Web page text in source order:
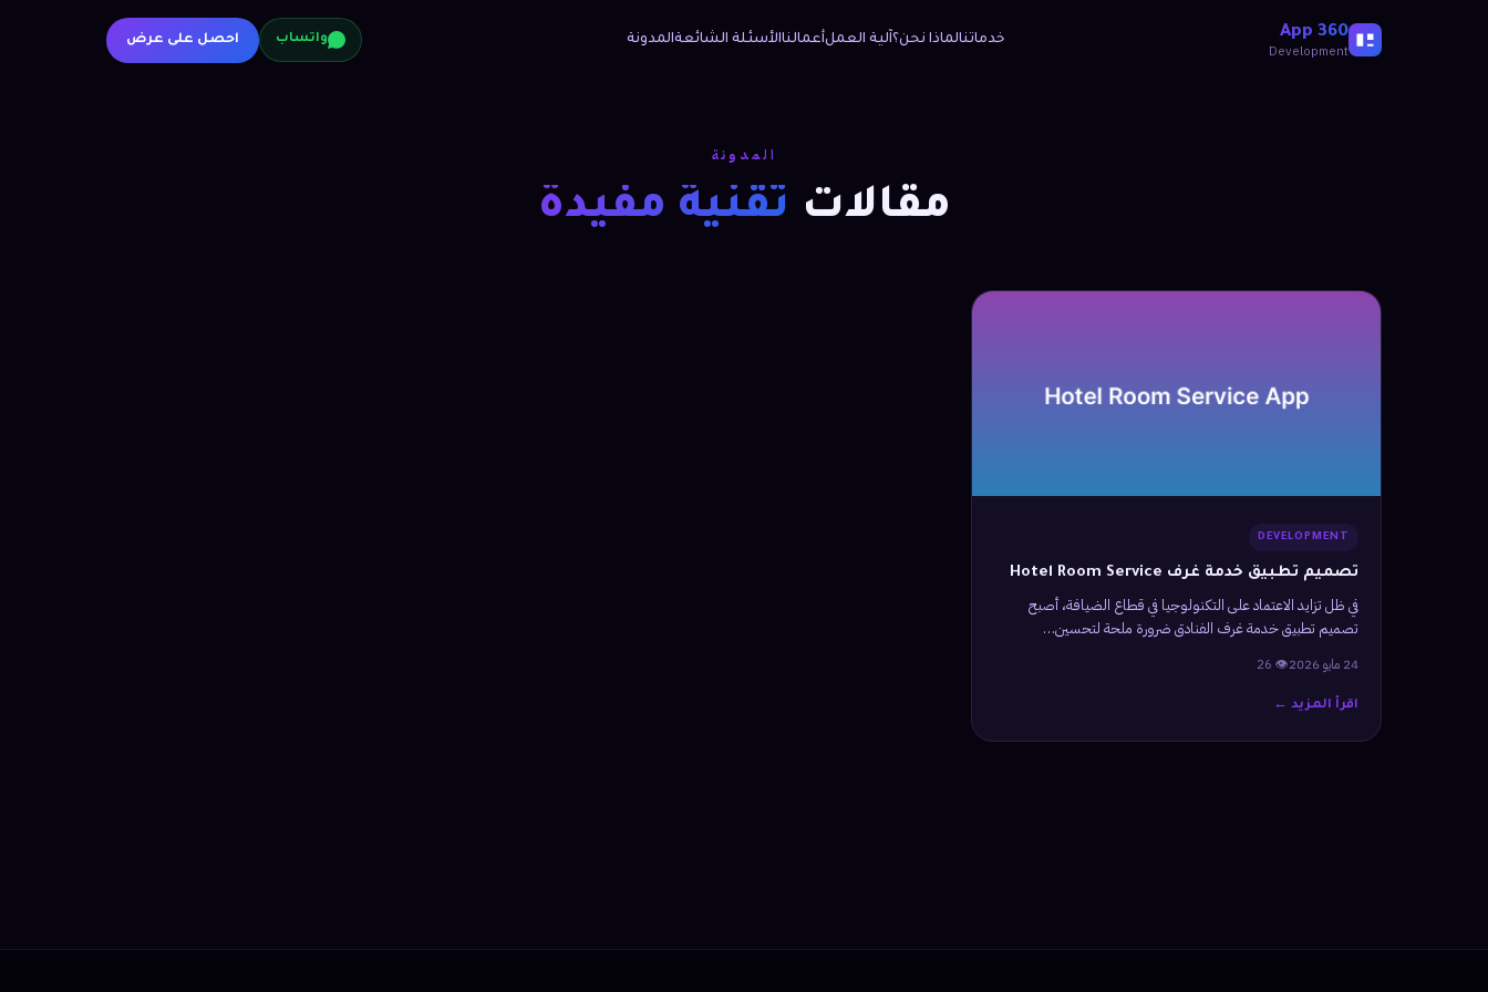
360 App
Development
خدماتنالماذا نحن؟آلية العملأعمالناالأسئلة الشائعةالمدونة واتساب احصل على عرض
المدونة
مقالات تقنية مفيدة
DEVELOPMENT
تصميم تطبيق خدمة غرف Hotel Room Service
في ظل تزايد الاعتماد على التكنولوجيا في قطاع الضيافة، أصبح
تصميم تطبيق خدمة غرف الفنادق ضرورة ملحة لتحسين…
24 مايو 2026 👁 26
اقرأ المزيد ←